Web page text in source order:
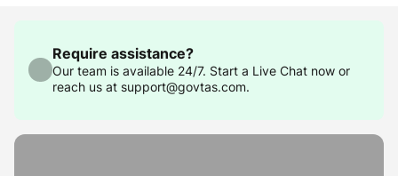
Require assistance?
Our team is available 24/7. Start a Live Chat now or
reach us at support@govtas.com.